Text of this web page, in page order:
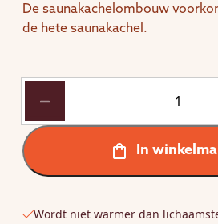
De saunakachelombouw
de hete saunakachel.
3-
lats
van
aantal
In
Wordt niet warmer dan